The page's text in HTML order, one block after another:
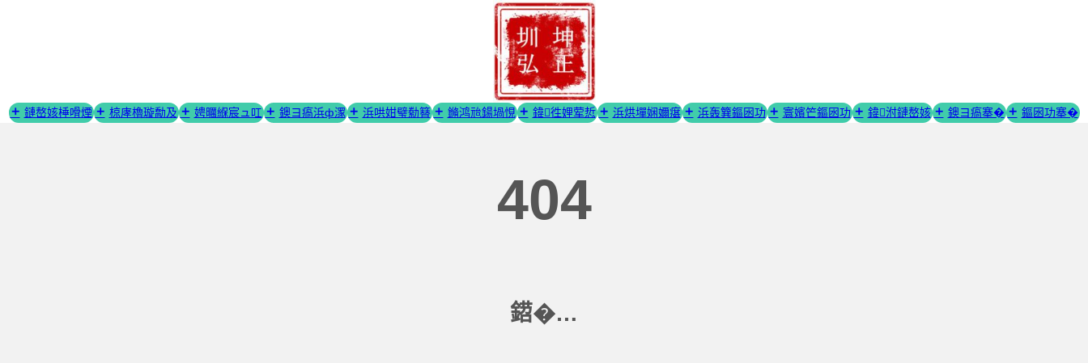
鏈嶅姟棰嗗煙
椋庨櫓璇勪及 娉曞緥宸ュ叿 鐭ヨ瘑浜ф潈 浜哄姏璧勬簮 鏅鸿兘鍚堝悓 鍏徃娌荤悊 浜烘墠娴嬭瘎 浜轰簨鏂囦功 寰嬪笀鏂囦功 鍏泭鏈嶅姟 鐭ヨ瘑搴� 鏂囦功搴�
404
鍣�…